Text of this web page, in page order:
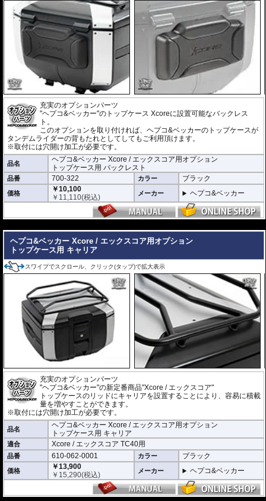
砂埃から大切な荷物を完全に守り抜きます。
スタイリッシュで現代的なアドベンチャーデザイン
印象的なエッジラインと洗練されたモダンなフォルムは、先行して展開され
ているC-Bowキャリア用「XCOREサイドケース」のデザインと完全融合。
象徴的なアルミエンブレムとメカニカルな意匠が、車両全体に調和のとれた
一体感と、プレミアムな高級感をもたらします。
日常を快適にする高い機能性
ヘルメットや日常の荷物をしっかりと収納できる大容量でありながら、使い
勝手にも妥協はありません。
また、持ち運びに便利なキャリーハンドルをケース両側に配置。
さらに、ケース内にはフロアマットを標準装備し、収納した荷物をケース底
面との擦れや衝撃から保護します。
車種別専用キャリアによる確実な取付
車種別専用設計のリアキャリア「スマートラック」をケースホルダーとして
採用。 シンプルでスマートな設計にこだわり、確実な取付が可能です。車体
デザインとの一体感にも優れ、マシンのイメージも損ないません。
製品仕様
容量 : 40L
重量 : 約3.7kg
豊富なオプションでより使いやすく機能的に
バックレスト 、 リッドキャリア
インナップ。
ツーリングスタイルや使用シーンに応じて、さらに快適で機能的な仕様へア
ップグレードできます。
充実のオプションパーツ
"ヘプコ&ベッカー"のトップケース Xcoreに設置可能なバックレス
ト。
このオプションを取り付ければ、ヘプコ&ベッカーのトップケースが
タンデムライダーの背もたれとしてしてもご利用頂けます。
※取付には穴開け加工が必要です。
品名
ヘプコ&ベッカー Xcore / エックスコア用オプション
トップケース用 バックレスト
品番 700-322 カラー ブラック
価格
￥10,100
￥ 11,110(税込) メーカー ヘプコ&ベッカー
ヘプコ&ベッカー Xcore / エックスコア用オプション
トップケース用 キャリア
スワイプでスクロール、クリック(タップ)で拡大表示
充実のオプションパーツ
"ヘプコ&ベッカー"の新定番商品"Xcore / エックスコア"
トップケースのリッドにキャリアを設置することにより、容易に積載
量を増やすことができます。
※取付には穴開け加工が必要です。
品名
ヘプコ&ベッカー Xcore / エックスコア用オプション
トップケース用 キャリア
適合 Xcore / エックスコア TC40用
品番 610-062-0001 カラー ブラック
価格
￥13,900
￥ 15,290(税込) メーカー ヘプコ&ベッカー